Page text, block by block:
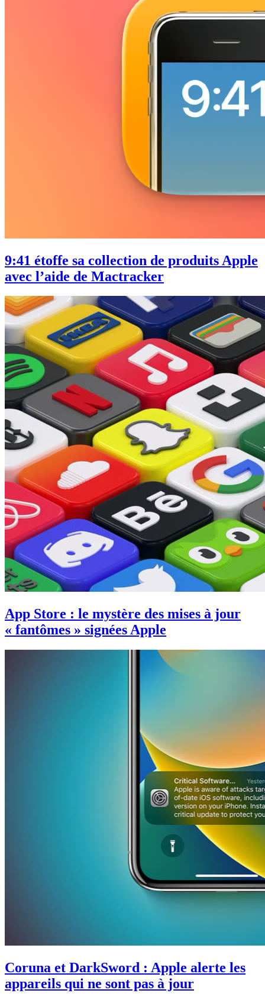
9:41 étoffe sa collection de produits Apple
avec l’aide de Mactracker
App Store : le mystère des mises à jour
« fantômes » signées Apple
Coruna et DarkSword : Apple alerte les
appareils qui ne sont pas à jour